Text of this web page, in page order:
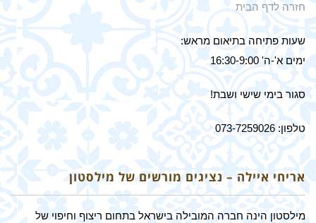
חזרה לדף הבית
שעות פתיחה בתיאום מראש:
ימים א'-ה' 16:30-9:00
סגור בימי שישי ושבת!
טלפון: 073-7259026
אריחי איילה – נציגים מורשים של מילסטון
מילסטון הינה חברה המובילה בישראל בתחום ריצוף וחיפוי של